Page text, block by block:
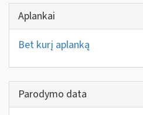
Aplankai
Bet kurį aplanką
Parodymo data